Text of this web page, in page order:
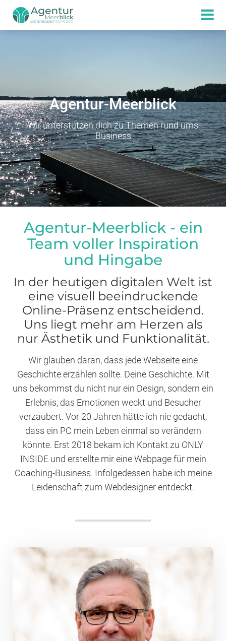
Agentur-Meerblick
Wir unterstützen dich zu Themen rund ums
Business
Agentur-Meerblick - ein
Team voller Inspiration
und Hingabe
In der heutigen digitalen Welt ist
eine visuell beeindruckende
Online-Präsenz entscheidend.
Uns liegt mehr am Herzen als
nur Ästhetik und Funktionalität.
Wir glauben daran, dass jede Webseite eine
Geschichte erzählen sollte. Deine Geschichte. Mit
uns bekommst du nicht nur ein Design, sondern ein
Erlebnis, das Emotionen weckt und Besucher
verzaubert. Vor 20 Jahren hätte ich nie gedacht,
dass ein PC mein Leben einmal so verändern
könnte. Erst 2018 bekam ich Kontakt zu ONLY
INSIDE und erstellte mir eine Webpage für mein
Coaching-Business. Infolgedessen habe ich meine
Leidenschaft zum Webdesigner entdeckt.